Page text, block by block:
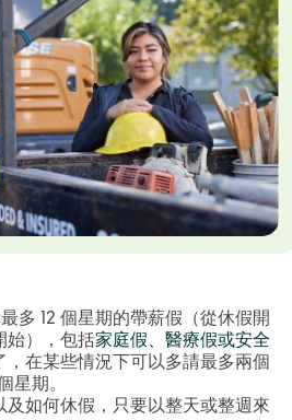
多 12 個星期的帶薪假（從休假開
始），包括家庭假、醫療假或安全
，在某些情況下可以多請最多兩個
星期。
及如何休假，只要以整天或整週來